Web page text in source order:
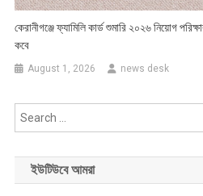
কেরানীগঞ্জে ফ্যামিলি কার্ড শুমারি ২০২৬ নিয়োগ
কবে
August 1, 2026 news desk
ইউটিউবে আমরা